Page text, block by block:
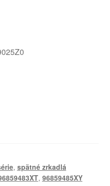
, spätné zrkadlá
, 96859485XY